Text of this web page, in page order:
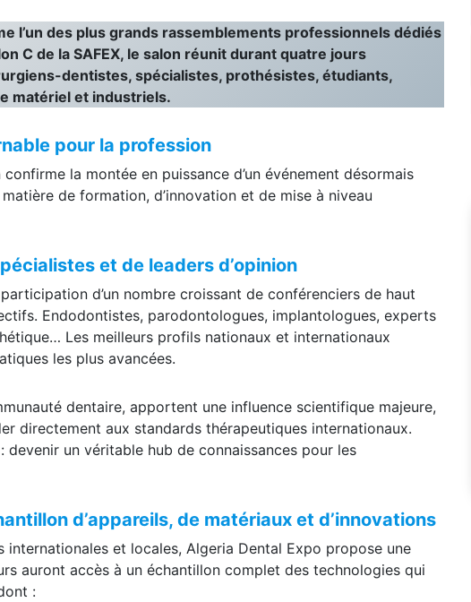
l’un des plus grands rassemblements professionnels dédiés
C de la SAFEX, le salon réunit durant quatre jours
dentistes, spécialistes, prothésistes, étudiants,
matériel et industriels.
pour la profession
la montée en puissance d’un événement désormais
de formation, d’innovation et de mise à niveau
et de leaders d’opinion
d’un nombre croissant de conférenciers de haut
Endodontistes, parodontologues, implantologues, experts
Les meilleurs profils nationaux et internationaux
les plus avancées.
dentaire, apportent une influence scientifique majeure,
directement aux standards thérapeutiques internationaux.
devenir un véritable hub de connaissances pour les
d’appareils, de matériaux et d’innovations
internationales et locales, Algeria Dental Expo propose une
auront accès à un échantillon complet des technologies qui
: